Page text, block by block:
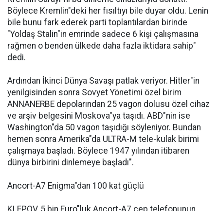
Böylece Kremlin"deki her fısıltıyı bile duyar oldu. Lenin
bile bunu fark ederek parti toplantılardan birinde
"Yoldaş Stalin"in emrinde sadece 6 kişi çalışmasına
rağmen o benden ülkede daha fazla iktidara sahip"
dedi.
Ardından İkinci Dünya Savaşı patlak veriyor. Hitler"in
yenilgisinden sonra Sovyet Yönetimi özel birim
ANNANERBE depolarından 25 vagon dolusu özel cihaz
ve arşiv belgesini Moskova"ya taşıdı. ABD"nin ise
Washington"da 50 vagon taşıdığı söyleniyor. Bundan
hemen sonra Amerika"da ULTRA-M tele-kulak birimi
çalışmaya başladı. Böylece 1947 yılından itibaren
dünya birbirini dinlemeye başladı".
Ancort-A7 Enigma"dan 100 kat güçlü
KLEPOV, 5 bin Euro"luk Ancort-A7 cep telefonunun